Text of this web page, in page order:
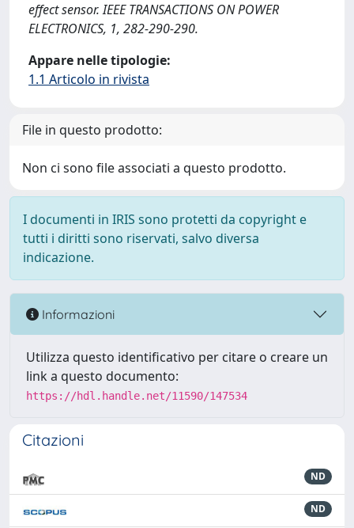
effect sensor. IEEE TRANSACTIONS ON POWER
ELECTRONICS, 1, 282-290-290.
Appare nelle tipologie:
1.1 Articolo in rivista
File in questo prodotto:
Non ci sono file associati a questo prodotto.
I documenti in IRIS sono protetti da copyright e
tutti i diritti sono riservati, salvo diversa
indicazione.
Informazioni
Utilizza questo identificativo per citare o creare un
link a questo documento:
https://hdl.handle.net/11590/147534
Citazioni
ND
ND